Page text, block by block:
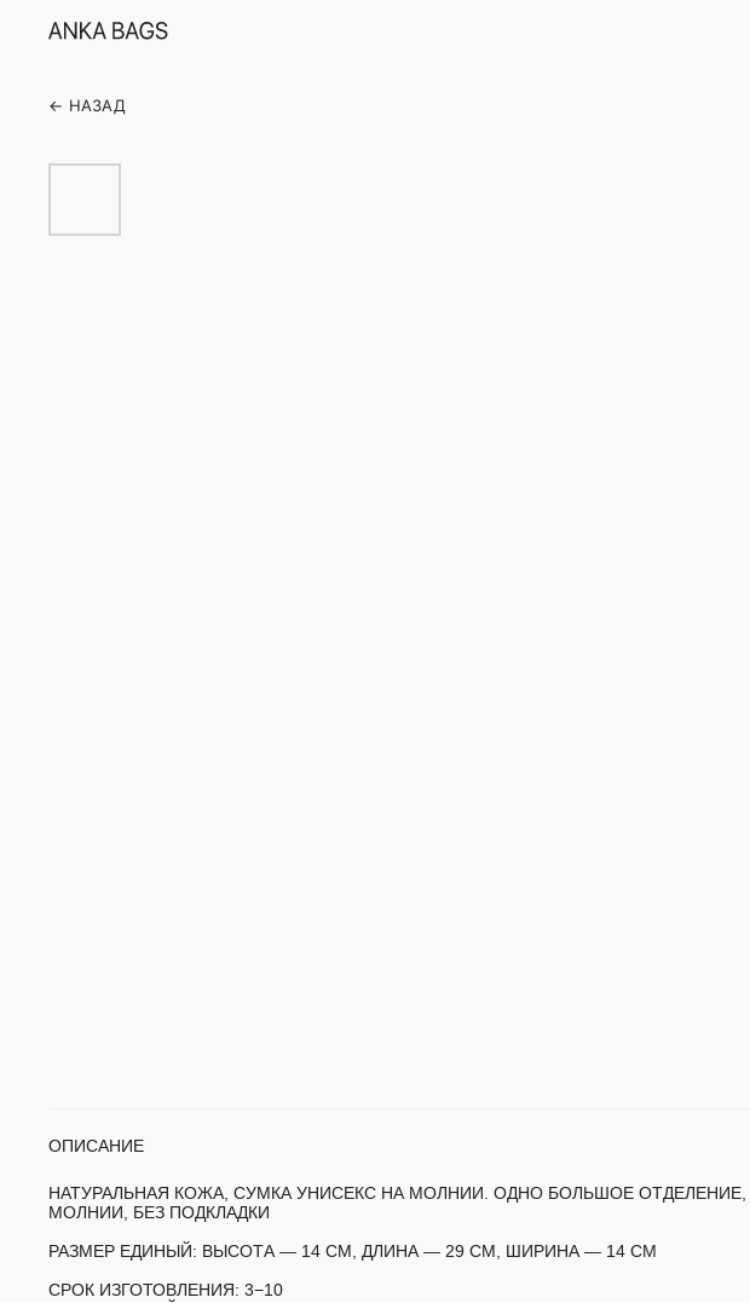
← НАЗАД
ОПИСАНИЕ
НАТУРАЛЬНАЯ КОЖА, СУМКА УНИСЕКС НА МОЛНИИ. ОДНО БОЛЬШОЕ
МОЛНИИ, БЕЗ ПОДКЛАДКИ
РАЗМЕР ЕДИНЫЙ: ВЫСОТА — 14 СМ, ДЛИНА — 29 СМ, ШИРИНА — 14 СМ
СРОК ИЗГОТОВЛЕНИЯ: 3−10